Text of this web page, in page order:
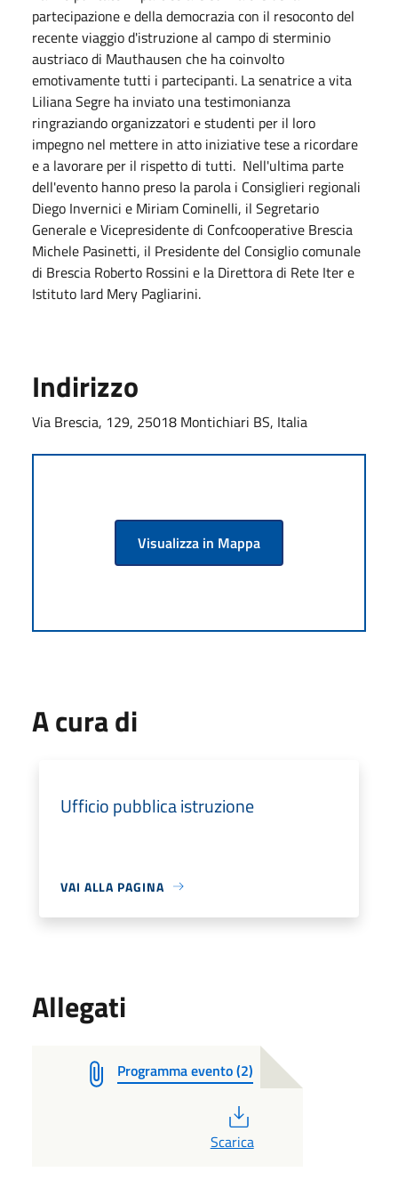
partecipazione e della democrazia con il resoconto del
recente viaggio d'istruzione al campo di sterminio
austriaco di Mauthausen che ha coinvolto
emotivamente tutti i partecipanti. La senatrice a vita
Liliana Segre ha inviato una testimonianza
ringraziando organizzatori e studenti per il loro
impegno nel mettere in atto iniziative tese a ricordare
e a lavorare per il rispetto di tutti. Nell'ultima parte
dell'evento hanno preso la parola i Consiglieri regionali
Diego Invernici e Miriam Cominelli, il Segretario
Generale e Vicepresidente di Confcooperative Brescia
Michele Pasinetti, il Presidente del Consiglio comunale
di Brescia Roberto Rossini e la Direttora di Rete Iter e
Istituto Iard Mery Pagliarini.
Indirizzo
Via Brescia, 129, 25018 Montichiari BS, Italia
Visualizza in Mappa
A cura di
Ufficio pubblica istruzione
VAI ALLA PAGINA
Allegati
Programma evento (2)
Scarica